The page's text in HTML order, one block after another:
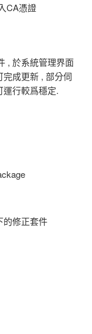
CA憑證
, 於系統管理界面
成更新 , 部分伺
行較爲穩定.
的修正套件